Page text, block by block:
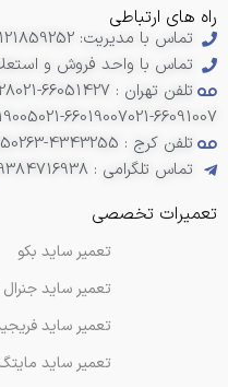
راه های ارتباطی
تماس با مدیریت: 09121859252
تماس با واحد فروش و استعلام
تلفن تهران : 66051427-021
021-66091007
021-66019007
تلفن کرج : 4343255-0263
تماس تلگرامی : 09384716938
تعمیرات تخصصی
تعمیر ساید بکو
تعمیر ساید جنرال
تعمیر ساید
تعمیر ساید